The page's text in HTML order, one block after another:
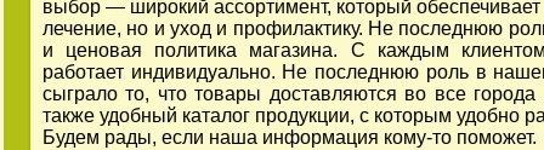
выбор — широкий ассортимент, который обеспечивает
лечение, но и уход и профилактику. Не последнюю
и ценовая политика магазина. С каждым
работает индивидуально. Не последнюю роль в
сыграло то, что товары доставляются во все города
также удобный каталог продукции, с которым удобно
Будем рады, если наша информация кому-то поможет.